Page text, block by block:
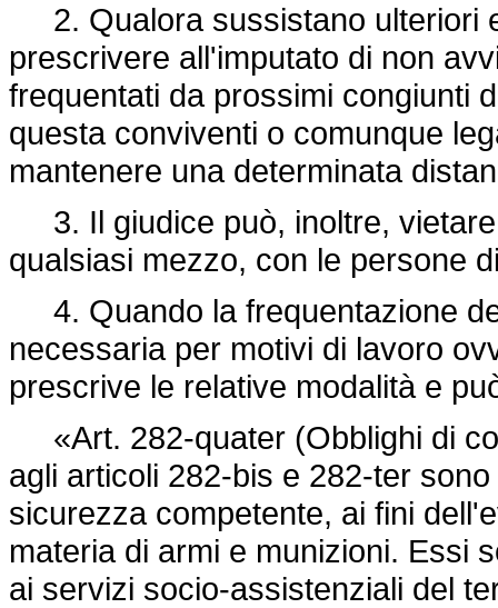
2. Qualora sussistano ulteriori
prescrivere all'imputato di non
frequentati da prossimi congiunti
questa conviventi o comunque
mantenere una determinata
3. Il giudice può, inoltre,
qualsiasi mezzo, con le persone
4. Quando la frequentazione
necessaria per motivi di lavoro
prescrive le relative modalità e
«Art. 282-quater (Obblighi di
agli articoli 282-bis e 282-ter
sicurezza competente, ai fini
materia di armi e munizioni. Essi
ai servizi socio-assistenziali del